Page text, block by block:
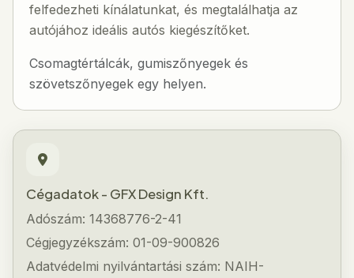
felfedezheti kínálatunkat, és megtalálhatja az
autójához ideális autós kiegészítőket.
Csomagtértálcák, gumiszőnyegek és
szövetszőnyegek egy helyen.
Cégadatok - GFX Design Kft.
Adószám: 14368776-2-41
Cégjegyzékszám: 01-09-900826
Adatvédelmi nyilvántartási szám: NAIH-